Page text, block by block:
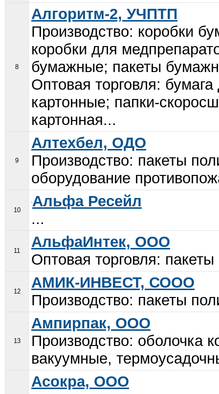
8
Алгоритм-2, УЧПТП
Производство: коробки
коробки для
бумажные; пакеты
Оптовая торговля:
картонные; папки-
картонная...
9
Алтехбел, ОДО
Производство: пакеты
оборудование
10
Альфа Ресейл
...
11
АльфаИнтек, ООО
Оптовая торговля:
12
АМИК-ИНВЕСТ, СООО
Производство: пакеты
13
Ампирпак, ООО
Производство: оболочка
вакуумные,
Асокра, ООО